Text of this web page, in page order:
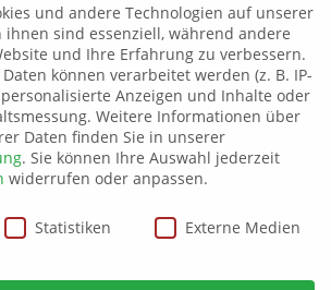
und andere Technologien auf unserer
ihnen sind essenziell, während andere
und Ihre Erfahrung zu verbessern.
können verarbeitet werden (z. B. IP-
Anzeigen und Inhalte oder
Weitere Informationen über
Daten finden Sie in unserer
. Sie können Ihre Auswahl jederzeit
widerrufen oder anpassen.
Statistiken Externe Medien